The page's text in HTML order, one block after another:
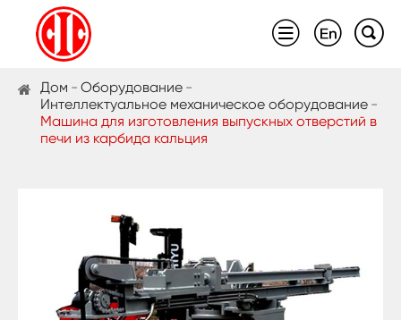
  
Дом
Оборудование
Интеллектуальное механическое оборудование
Машина для изготовления выпускных отверстий в
печи из карбида кальция